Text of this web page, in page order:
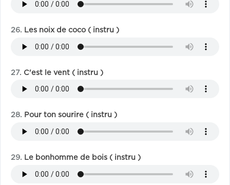
Les noix de coco ( instru )
C'est le vent ( instru )
Pour ton sourire ( instru )
Le bonhomme de bois ( instru )